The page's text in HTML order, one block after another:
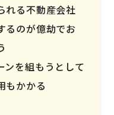
れる不動産会社
るのが億劫でお
ンを組もうとして
もかかる